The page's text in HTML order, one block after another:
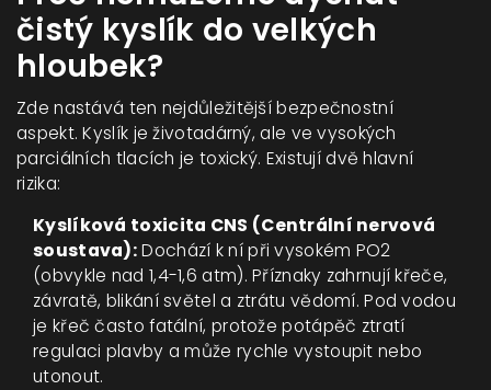
čistý kyslík do velkých
hloubek?
Zde nastává ten nejdůležitější bezpečnostní
aspekt. Kyslík je životadárný, ale ve vysokých
parciálních tlacích je toxický. Existují dvě hlavní
rizika:
Kyslíková toxicita CNS (Centrální nervová
soustava):Dochází k ní při vysokém PO2
(obvykle nad 1,4-1,6 atm). Příznaky zahrnují křeče,
závratě, blikání světel a ztrátu vědomí. Pod vodou
je křeč často fatální, protože potápěč ztratí
regulaci plavby a může rychle vystoupit nebo
utonout.